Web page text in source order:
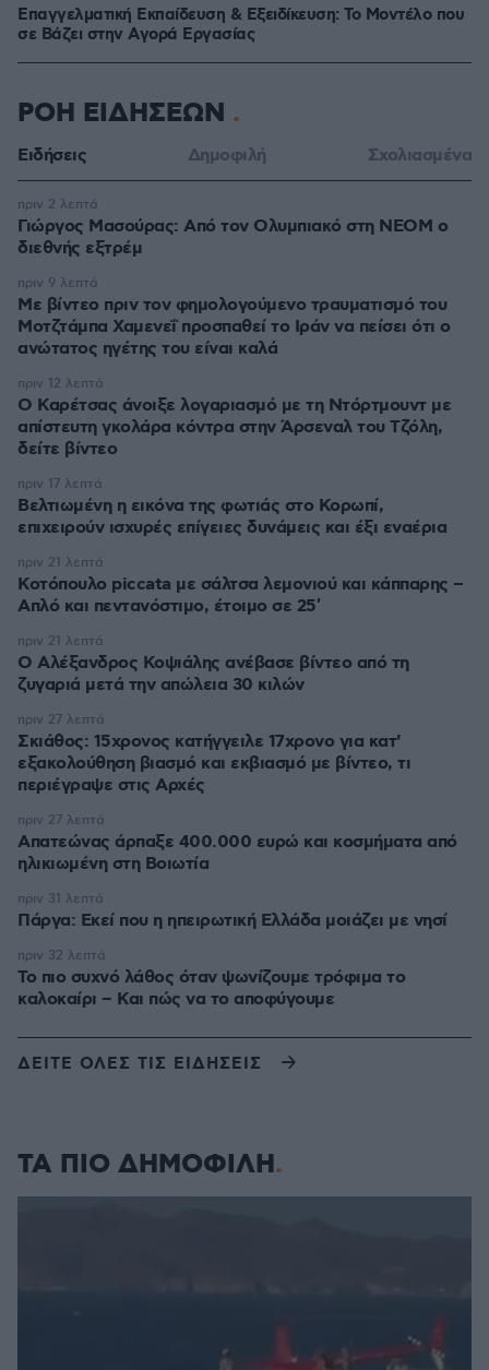
Επαγγελματική Εκπαίδευση & Εξειδίκευση: Το Mοντέλο που
σε Bάζει στην Aγορά Eργασίας
ΡΟΗ ΕΙΔΗΣΕΩΝ
Ειδήσεις Δημοφιλή Σχολιασμένα
Γιώργος Μασούρας: Από τον Ολυμπιακό στη ΝΕΟΜ ο
διεθνής εξτρέμ
πριν 2 λεπτά
Με βίντεο πριν τον φημολογούμενο τραυματισμό του
Μοτζτάμπα Χαμενεΐ προσπαθεί το Ιράν να πείσει ότι ο
ανώτατος ηγέτης του είναι καλά
πριν 9 λεπτά
Ο Καρέτσας άνοιξε λογαριασμό με τη Ντόρτμουντ με
απίστευτη γκολάρα κόντρα στην Άρσεναλ του Τζόλη,
δείτε βίντεο
πριν 12 λεπτά
Βελτιωμένη η εικόνα της φωτιάς στο Κορωπί,
επιχειρούν ισχυρές επίγειες δυνάμεις και έξι εναέρια
πριν 17 λεπτά
Κοτόπουλο piccata με σάλτσα λεμονιού και κάππαρης –
Απλό και πεντανόστιμο, έτοιμο σε 25′
πριν 21 λεπτά
Ο Αλέξανδρος Κοψιάλης ανέβασε βίντεο από τη
ζυγαριά μετά την απώλεια 30 κιλών
πριν 21 λεπτά
Σκιάθος: 15χρονος κατήγγειλε 17χρονο για κατ'
εξακολούθηση βιασμό και εκβιασμό με βίντεο, τι
περιέγραψε στις Αρχές
πριν 27 λεπτά
Απατεώνας άρπαξε 400.000 ευρώ και κοσμήματα από
ηλικιωμένη στη Βοιωτία
πριν 27 λεπτά
Πάργα: Εκεί που η ηπειρωτική Ελλάδα μοιάζει με νησί
πριν 31 λεπτά
Το πιο συχνό λάθος όταν ψωνίζουμε τρόφιμα το
καλοκαίρι – Και πώς να το αποφύγουμε
πριν 32 λεπτά
ΔΕΙΤΕ ΟΛΕΣ ΤΙΣ ΕΙΔΗΣΕΙΣ
ΤΑ ΠΙΟ ΔΗΜΟΦΙΛΗ